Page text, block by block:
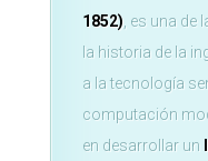
1852), es una de
la historia de la
a la tecnología
computación
en desarrollar un